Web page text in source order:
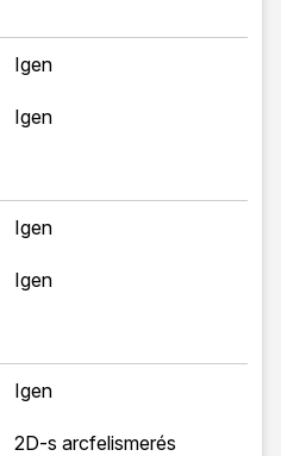
Igen
Igen
Igen
Igen
Igen
2D-s arcfelismerés